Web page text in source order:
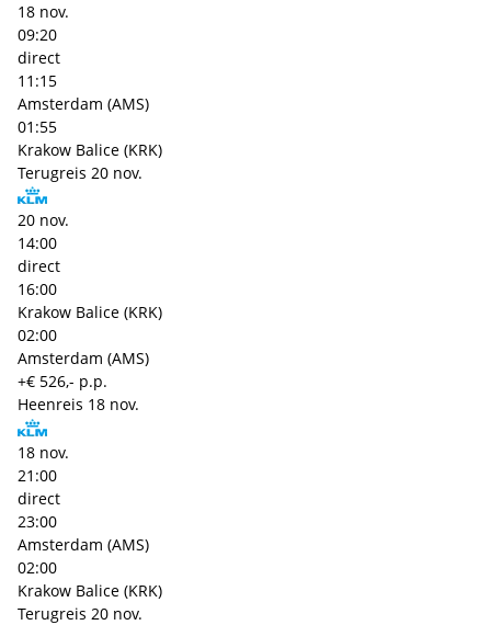
18 nov.
09:20
direct
11:15
Amsterdam (AMS)
01:55
Krakow Balice (KRK)
Terugreis 20 nov.
20 nov.
14:00
direct
16:00
Krakow Balice (KRK)
02:00
Amsterdam (AMS)
+€ 526,- p.p.
Heenreis 18 nov.
18 nov.
21:00
direct
23:00
Amsterdam (AMS)
02:00
Krakow Balice (KRK)
Terugreis 20 nov.